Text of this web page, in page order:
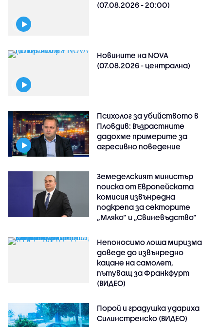
(07.08.2026 - 20:00)
Новините на NOVA
(07.08.2026 - централна)
Психолог за убийството в
Пловдив: Възрастните
дадохме примерите за
агресивно поведение
Земеделският министър
поиска от Европейската
комисия извънредна
подкрепа за секторите
„Мляко“ и „Свиневъдство“
Непоносимо лоша миризма
доведе до извънредно
кацане на самолет,
пътуващ за Франкфурт
(ВИДЕО)
Порой и градушка удариха
Силинстренско (ВИДЕО)